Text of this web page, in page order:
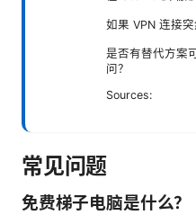
如果 VPN 连接
是否有替代方案
问？
Sources:
常见问题
免费梯子电脑是什么？